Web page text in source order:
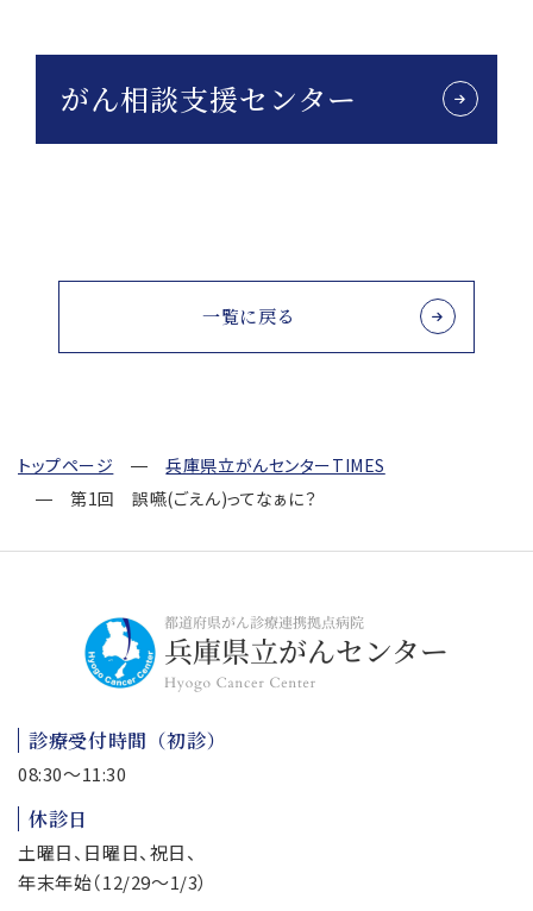
がん相談支援センター
一覧に戻る
トップページ
兵庫県立がんセンターTIMES
第1回 誤嚥(ごえん)ってなぁに？
診療受付時間（初診）
08:30～11:30
休診日
土曜日、日曜日、祝日、
年末年始（12/29～1/3）